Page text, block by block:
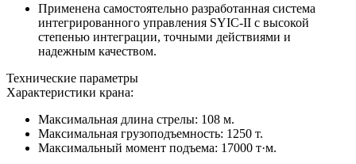
Применена самостоятельно разработанная система
интегрированного управления SYIC-II с высокой
степенью интеграции, точными действиями и
надежным качеством.
Технические параметры
Характеристики крана:
Максимальная длина стрелы: 108 м.
Максимальная грузоподъемность: 1250 т.
Максимальный момент подъема: 17000 т·м.